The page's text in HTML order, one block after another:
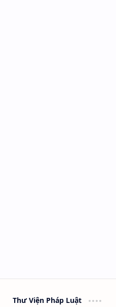
Thư Viện Pháp Luật